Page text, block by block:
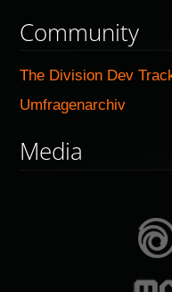
Community
The Division Dev
Umfragenarchiv
Media